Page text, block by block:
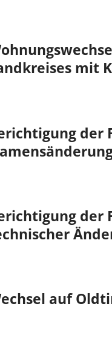
mit
der
der
auf